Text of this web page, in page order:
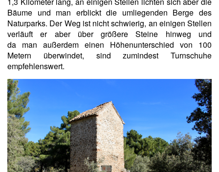
Bäume und man erblickt die umliegenden Berge des
Naturparks. Der Weg ist nicht schwierig, an einigen Stellen
verläuft er aber über größere Steine hinweg und
da man außerdem einen Höhenunterschied von 100
Metern überwindet, sind zumindest Turnschuhe
empfehlenswert.